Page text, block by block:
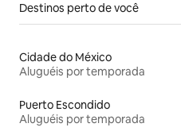
Destinos perto de você
Cidade do México
Aluguéis por temporada
Puerto Escondido
Aluguéis por temporada